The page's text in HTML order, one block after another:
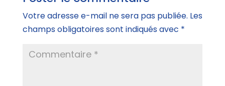
Votre adresse e-mail ne sera pas publiée. Les
champs obligatoires sont indiqués avec *